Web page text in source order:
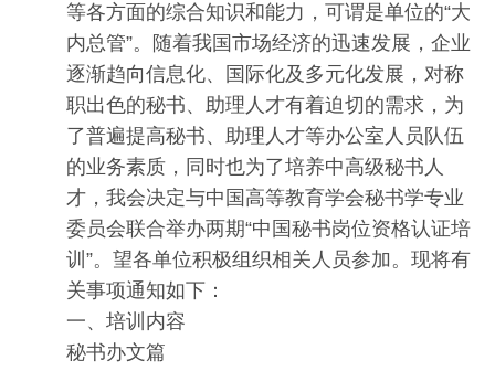
等各方面的综合知识和能力，可谓是单位的“大
内总管”。随着我国市场经济的迅速发展，企业
逐渐趋向信息化、国际化及多元化发展，对称
职出色的秘书、助理人才有着迫切的需求，为
了普遍提高秘书、助理人才等办公室人员队伍
的业务素质，同时也为了培养中高级秘书人
才，我会决定与中国高等教育学会秘书学专业
委员会联合举办两期“中国秘书岗位资格认证培
训”。望各单位积极组织相关人员参加。现将有
关事项通知如下：
一、培训内容
秘书办文篇